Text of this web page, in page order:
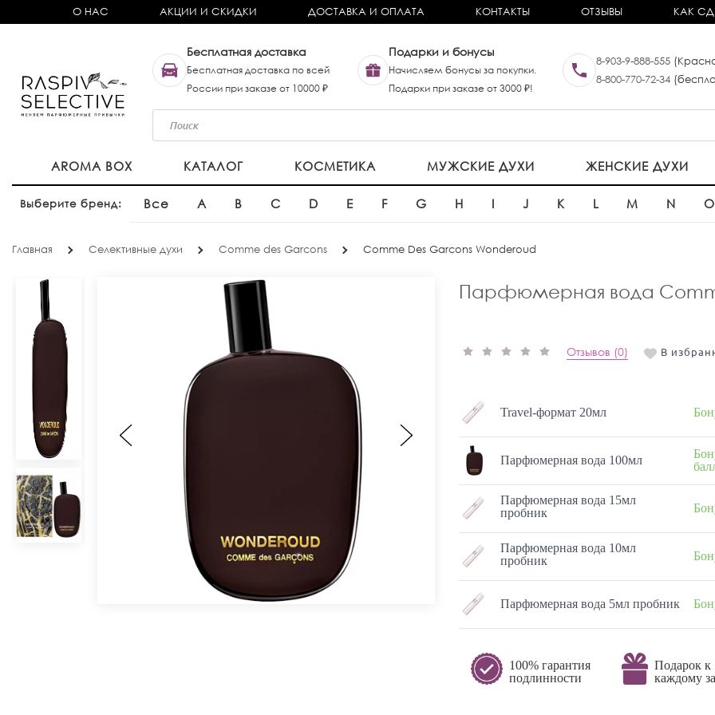
О НАС АКЦИИ И СКИДКИ ДОСТАВКА И ОПЛАТА КОНТАКТЫ ОТЗЫВЫ КАК
Бесплатная доставка
Бесплатная доставка по всей
России при заказе от 10000 ₽
Подарки и бонусы
Начисляем бонусы за покупки.
Подарки при заказе от 3000 ₽!
8-903-9-888-555
8-800-770-72-34
AROMA BOX КАТАЛОГ КОСМЕТИКА МУЖСКИЕ ДУХИ ЖЕНСКИЕ ДУХИ
Выберите бренд: Все A B C D E F G H I J K L M N O
Главная Селективные духи Comme des Garcons Comme Des Garcons Wonderoud
Парфюмерная вода
Отзывов (0) В
Travel-формат 20мл
Парфюмерная вода 100мл
Парфюмерная вода 15мл
пробник
Парфюмерная вода 10мл
пробник
Парфюмерная вода 5мл пробник
100% гарантия
подлинности
Подарок к
каждому